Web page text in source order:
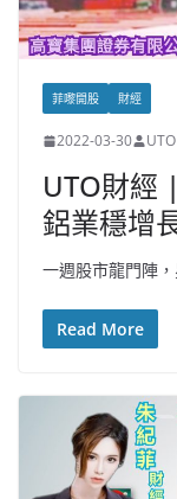
菲嚟開股 財經
2022-03-30 UTO
UTO財經
鋁業穩增
一週股市龍門陣
Read More